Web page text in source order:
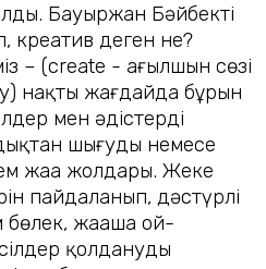
Бауыржан Бәйбектің
креатив деген не?
– (create - ағылшын сөзі
нақты жағдайда бұрын
мен әдістерді
шығудың немесе
жаңа жолдары. Жеке
пайдаланып, дәстүрлі
жаңаша ой-
қол­данудың